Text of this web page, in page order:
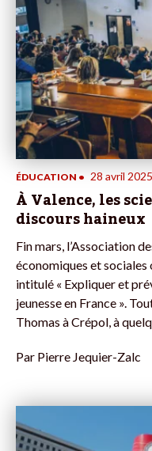
ÉDUCATION • 28 avril 2025
À Valence, les
discours haineux
Fin mars, l’Association
économiques et sociales
intitulé « Expliquer et
jeunesse en France ».
Thomas à Crépol, à
Par Pierre Jequier-Zalc